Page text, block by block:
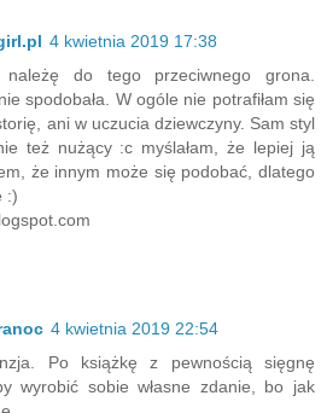
4 kwietnia 2019 17:38
do tego przeciwnego grona.
spodobała. W ogóle nie potrafiłam się
ani w uczucia dziewczyny. Sam styl
też nużący :c myślałam, że lepiej ją
że innym może się podobać, dlatego
:)
4 kwietnia 2019 22:54
Po książkę z pewnością sięgnę
wyrobić sobie własne zdanie, bo jak